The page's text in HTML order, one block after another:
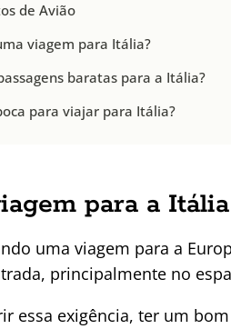
de Avião
viagem para Itália?
baratas para a Itália?
para viajar para Itália?
para a Itália
uma viagem para a
principalmente no
essa exigência, ter um